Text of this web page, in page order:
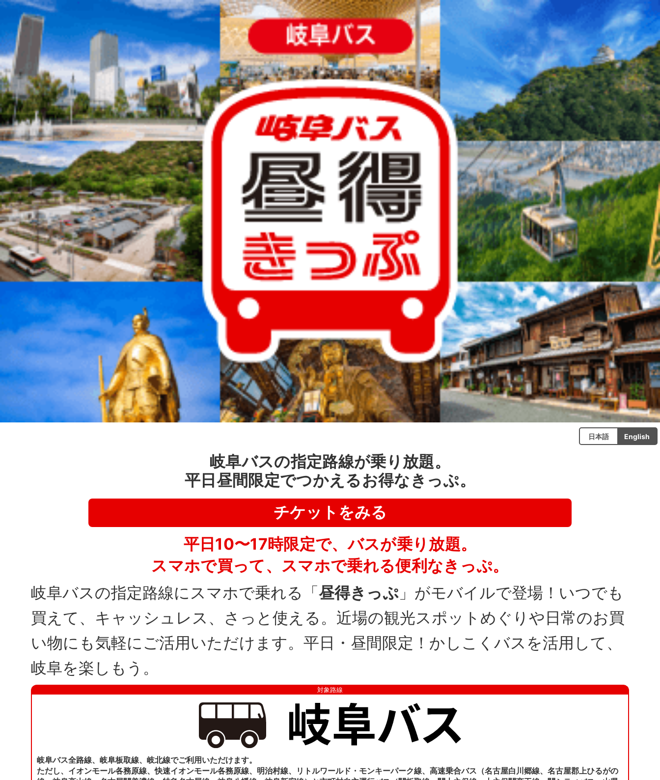
日本語 English
岐阜バスの指定路線が乗り放題。
平日昼間限定でつかえるお得なきっぷ。
チケットをみる
平日10〜17時限定で、バスが乗り放題。
スマホで買って、スマホで乗れる便利なきっぷ。
岐阜バスの指定路線にスマホで乗れる「昼得きっぷ 」がモバイルで登場！いつでも
買えて、キャッシュレス、さっと使える。近場の観光スポットめぐりや日常のお買
い物にも気軽にご活用いただけます。平日・昼間限定！かしこくバスを活用して、
岐阜を楽しもう。
対象路線
岐阜バス全路線、岐阜板取線、岐北線でご利用いただけます。
ただし、イオンモール各務原線、快速イオンモール各務原線、明治村線、リトルワールド・モンキーパーク線、高速乗合バス（名古屋白川郷線、名古屋郡上ひるがの